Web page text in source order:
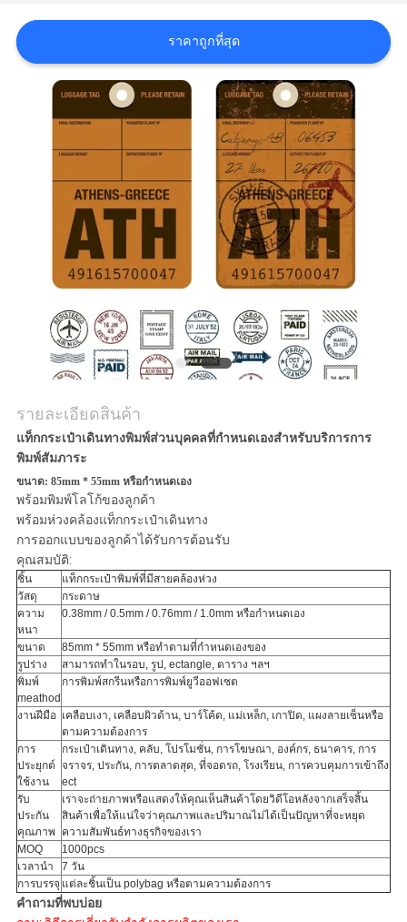
ขอ
ใบ
ราคา
แผนผัง
เว็บไซต์
PRIVACY
POLICY
ราคาถูกที่สุด
รายละเอียดสินค้า
แท็กกระเป๋าเดินทางพิมพ์ส่วนบุคคลที่กำหนดเองสำหรับบริการการ
พิมพ์สัมภาระ
ขนาด: 85mm * 55mm หรือกำหนดเอง
พร้อมพิมพ์โลโก้ของลูกค้า
พร้อมห่วงคล้องแท็กกระเป๋าเดินทาง
การออกแบบของลูกค้าได้รับการต้อนรับ
คุณสมบัติ:
ชิ้น
แท็กกระเป๋าพิมพ์ที่มีสายคล้องห่วง
วัสดุ
กระดาษ
ความ
หนา
0.38mm / 0.5mm / 0.76mm / 1.0mm หรือกำหนดเอง
ขนาด
85mm * 55mm หรือทำตามที่กำหนดเองของ
รูปร่าง
สามารถทำในรอบ, รูป, ectangle, ตาราง ฯลฯ
พิมพ์
meathod
การพิมพ์สกรีนหรือการพิมพ์ยูวีออฟเซต
งานฝีมือ เคลือบเงา, เคลือบผิวด้าน, บาร์โค้ด, แม่เหล็ก, เกาปิด, แผงลายเซ็นหรือ
ตามความต้องการ
การ
ประยุกต์
ใช้งาน
กระเป๋าเดินทาง, คลับ, โปรโมชั่น, การโฆษณา, องค์กร, ธนาคาร, การ
จราจร, ประกัน, การตลาดสุด, ที่จอดรถ, โรงเรียน, การควบคุมการเข้าถึง
ect
รับ
ประกัน
คุณภาพ
เราจะถ่ายภาพหรือแสดงให้คุณเห็นสินค้าโดยวิดีโอหลังจากเสร็จสิ้น
สินค้าเพื่อให้แน่ใจว่าคุณภาพและปริมาณไม่ได้เป็นปัญหาที่จะหยุด
ความสัมพันธ์ทางธุรกิจของเรา
MOQ
1000pcs
เวลานำ
7 วัน
การบรรจุ แต่ละชิ้นเป็น polybag หรือตามความต้องการ
คำถามที่พบบ่อย